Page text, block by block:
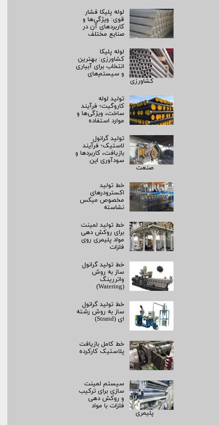
لوله پلیکا فشار
قوی: ویژگی‌ها و
کاربردهای آن در
صنایع مختلف
لوله پلیکا
کشاورزی: بهترین
انتخاب برای آبیاری
و سیستم‌های
کشاورزی
تولید لوله
کاروگیت؛ فرآیند
ساخت، ویژگی‌ها و
موارد استفاده
تولید گرانول
لاستیک؛ فرآیند
بازیافت، کاربردها و
سودآوری این
صنعت
خط تولید
اکسترودرهای
مخصوص میکس
نشاسته
خط تولید لمینت
برای روکش‌ دهی
مواد پلیمری روی
فلزات
خط تولید گرانول
ساز به روش
واتررینگ
(Watering)
خط تولید گرانول
ساز به روش رشته‌
ای (Strand)
خط کامل بازیافت
پلاستیک کارکرده
سیستم لمینت‌
سازی برای ترکیب
و روکش‌ دهی
فلزات با مواد
پلیمری